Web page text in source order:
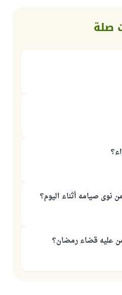
صلة
نوى صيامه أثناء اليوم؟
عليه قضاء رمضان؟